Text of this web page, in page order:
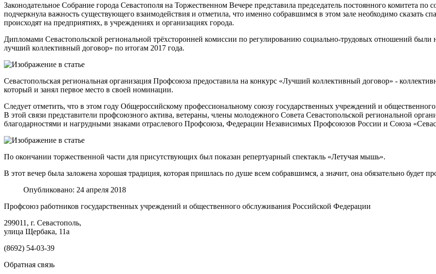
Законодательное Собрание города Севастополя на Торжественном Вечере представила председатель постоянного комитета
подчеркнула важность существующего взаимодействия и отметила, что именно собравшимся в этом зале необходимо сказать
происходят на предприятиях, в учреждениях и организациях города.
Дипломами Севастопольской региональной трёхсторонней комиссии по регулированию социально-трудовых отношений были
лучший коллективный договор» по итогам 2017 года.
Севастопольская региональная организация Профсоюза предоставила на конкурс «Лучший коллективный договор» -
который и занял первое место в своей номинации.
Следует отметить, что в этом году Общероссийскому профессиональному союзу государственных учреждений и
В этой связи представители профсоюзного актива, ветераны, члены молодежного Совета Севастопольской региональной
благодарностями и нагрудными знаками отраслевого Профсоюза, Федерации Независимых Профсоюзов России и Союза
По окончании торжественной части для присутствующих был показан репертуарный спектакль «Летучая мышь».
В этот вечер была заложена хорошая традиция, которая пришлась по душе всем собравшимся, а значит, она обязательно будет
Опубликовано: 24 апреля 2018
Профсоюз работников государственных учреждений и общественного обслуживания Российской Федерации
299011, г. Севастополь,
улица Щербака, 11а
(8692) 54-03-39
Обратная связь